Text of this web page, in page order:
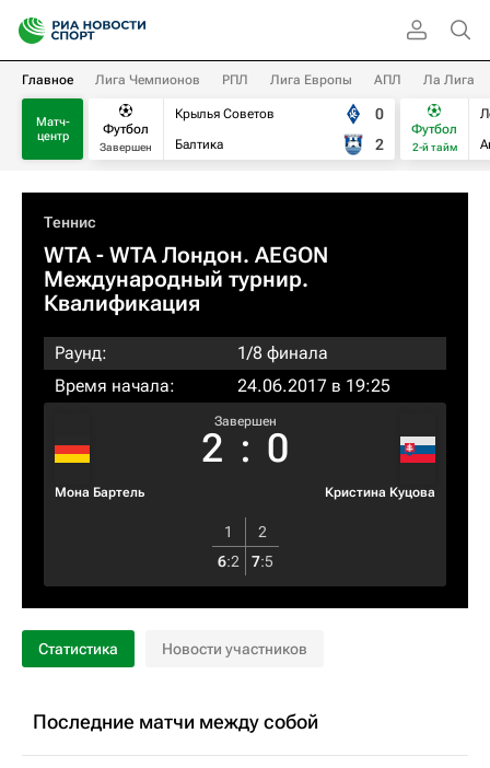
Главное Лига Чемпионов РПЛ Лига Европы АПЛ Ла Лига
Матч-
центр
Футбол
Завершен
Крылья Советов
Балтика
0
2
Футбол
2-й тайм
Теннис
WTA- WTA Лондон. AEGON
Международный турнир.
Квалификация
Раунд:
1/8 финала
Время начала:
24.06.2017 в 19:25
Мона Бартель
Завершен
2 : 0
Кристина Куцова
1
2
6:2 7:5
Статистика Новости участников
Последние матчи между собой